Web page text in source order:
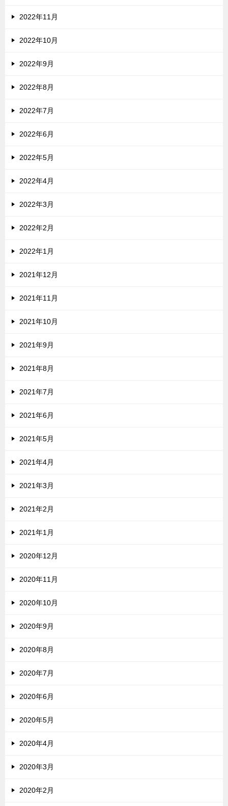
2022年11月
2022年10月
2022年9月
2022年8月
2022年7月
2022年6月
2022年5月
2022年4月
2022年3月
2022年2月
2022年1月
2021年12月
2021年11月
2021年10月
2021年9月
2021年8月
2021年7月
2021年6月
2021年5月
2021年4月
2021年3月
2021年2月
2021年1月
2020年12月
2020年11月
2020年10月
2020年9月
2020年8月
2020年7月
2020年6月
2020年5月
2020年4月
2020年3月
2020年2月